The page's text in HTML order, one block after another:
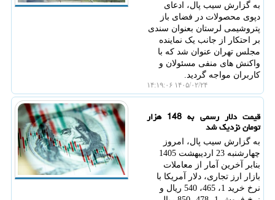
به گزارش سیب پال، ادعای
دپوی محصولات در فضای باز
پتروشیمی لرستان بعنوان سندی
بر احتکار از جانب یک نماینده
مجلس تهران عنوان شد که با
واکنش های منفی مسئولان و
کاربران مواجه گردید.
۱۴۰۵/۰۲/۲۴ ۱۴:۱۹:۰۶
قیمت دلار رسمی به 148 هزار
تومان نزدیک شد
به گزارش سیب پال، امروز
چهارشنبه 23 اردیبهشت 1405
بنابر آخرین آمار از معاملات
بازار ارز تجاری، دلار آمریکا با
نرخ خرید 1، 465، 540 ریال و